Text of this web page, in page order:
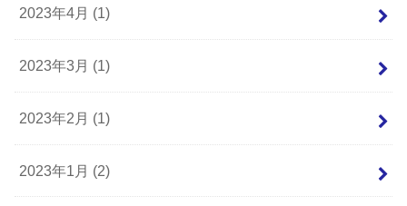
2023年4月 (1)
2023年3月 (1)
2023年2月 (1)
2023年1月 (2)